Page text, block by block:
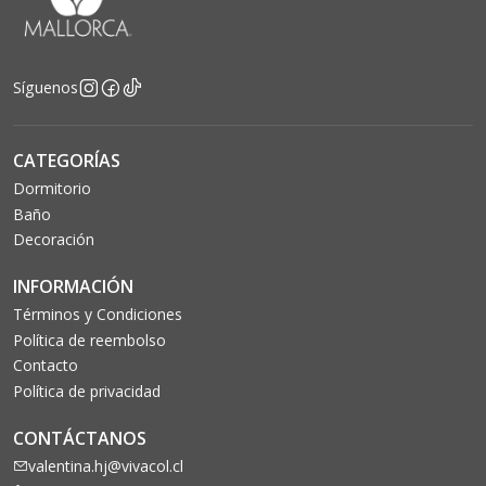
Síguenos
CATEGORÍAS
Dormitorio
Baño
Decoración
INFORMACIÓN
Términos y Condiciones
Política de reembolso
Contacto
Política de privacidad
CONTÁCTANOS
valentina.hj@vivacol.cl